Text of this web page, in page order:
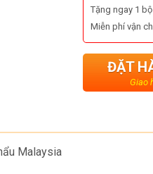
Tặng ngay 1
Miễn phí vận
ĐẶT
Giao
Malaysia